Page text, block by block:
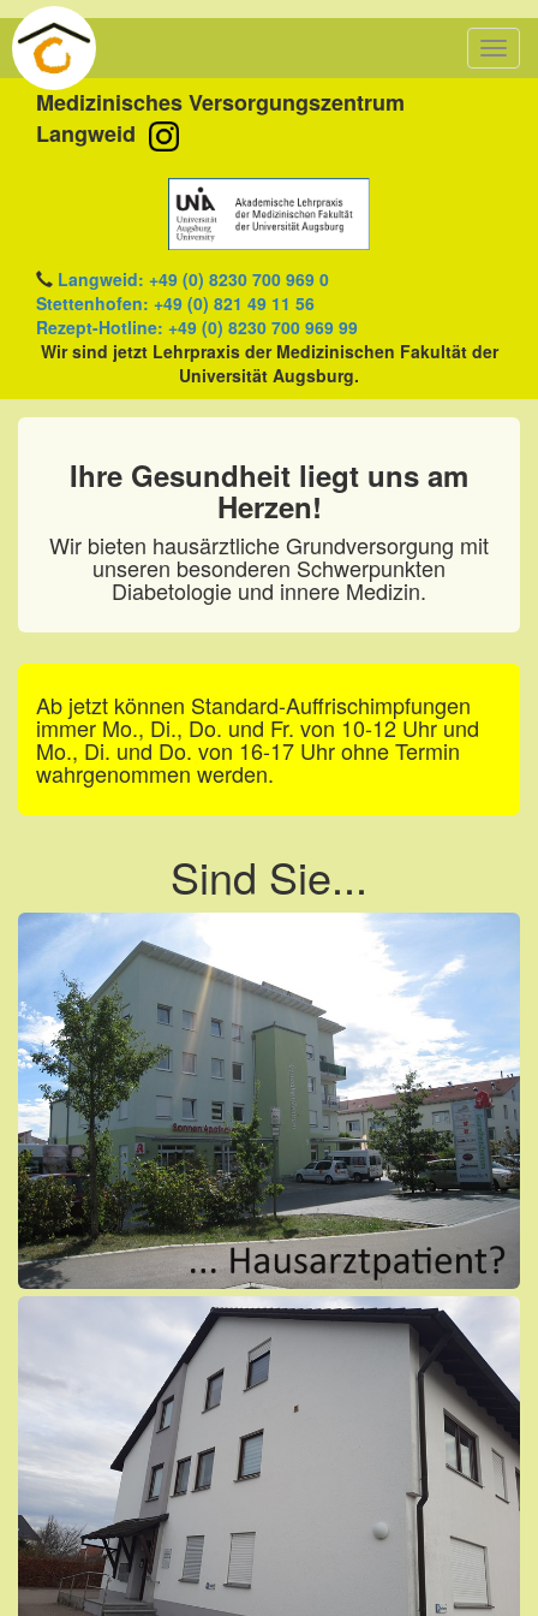
Medizinisches Versorgungszentrum
Langweid
Langweid: +49 (0) 8230 700 969 0
Stettenhofen: +49 (0) 821 49 11 56
Rezept-Hotline: +49 (0) 8230 700 969 99
Wir sind jetzt Lehrpraxis der Medizinischen Fakultät der
Universität Augsburg.
Ihre Gesundheit liegt uns am
Herzen!
Wir bieten hausärztliche Grundversorgung mit
unseren besonderen Schwerpunkten
Diabetologie und innere Medizin.
Ab jetzt können Standard-Auffrischimpfungen
immer Mo., Di., Do. und Fr. von 10-12 Uhr und
Mo., Di. und Do. von 16-17 Uhr ohne Termin
wahrgenommen werden.
Sind Sie...